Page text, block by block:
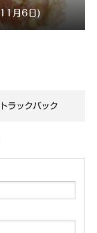
月6日)
ラックバック